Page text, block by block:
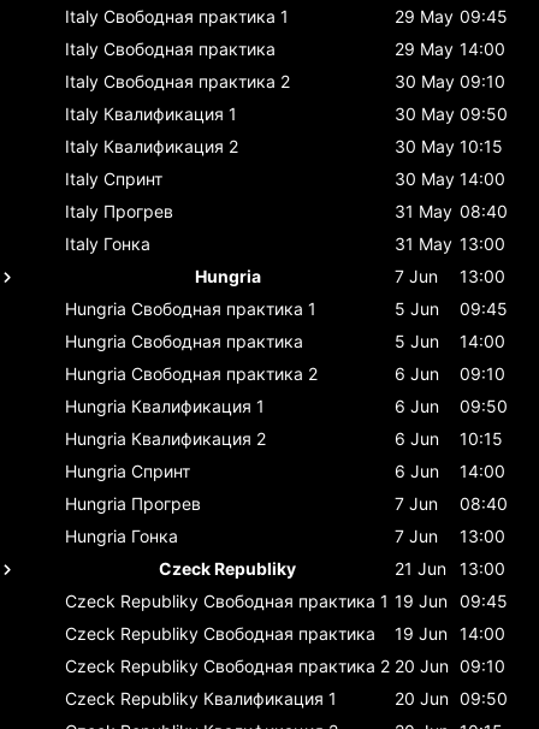
Italy Свободная практика 1 29 May 09:45
Italy Свободная практика 29 May 14:00
Italy Свободная практика 2 30 May 09:10
Italy Квалификация 1 30 May 09:50
Italy Квалификация 2 30 May 10:15
Italy Спринт 30 May 14:00
Italy Прогрев 31 May 08:40
Italy Гонка 31 May 13:00
Hungria
7 Jun
13:00
Hungria Свободная практика 1 5 Jun
09:45
Hungria Свободная практика 5 Jun
14:00
Hungria Свободная практика 2 6 Jun
09:10
Hungria Квалификация 1 6 Jun
09:50
Hungria Квалификация 2 6 Jun
10:15
Hungria Спринт 6 Jun
14:00
Hungria Прогрев 7 Jun
08:40
Hungria Гонка 7 Jun
13:00
Czeck Republiky
21 Jun
13:00
Czeck Republiky Свободная практика 1 19 Jun 09:45
Czeck Republiky Свободная практика 19 Jun 14:00
Czeck Republiky Свободная практика 2 20 Jun 09:10
Czeck Republiky Квалификация 1 20 Jun 09:50